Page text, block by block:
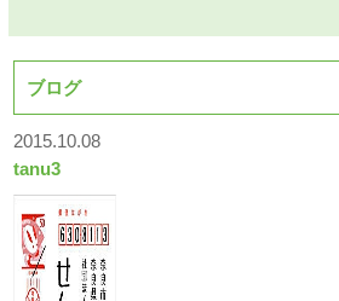
ブログ
2015.10.08
tanu3